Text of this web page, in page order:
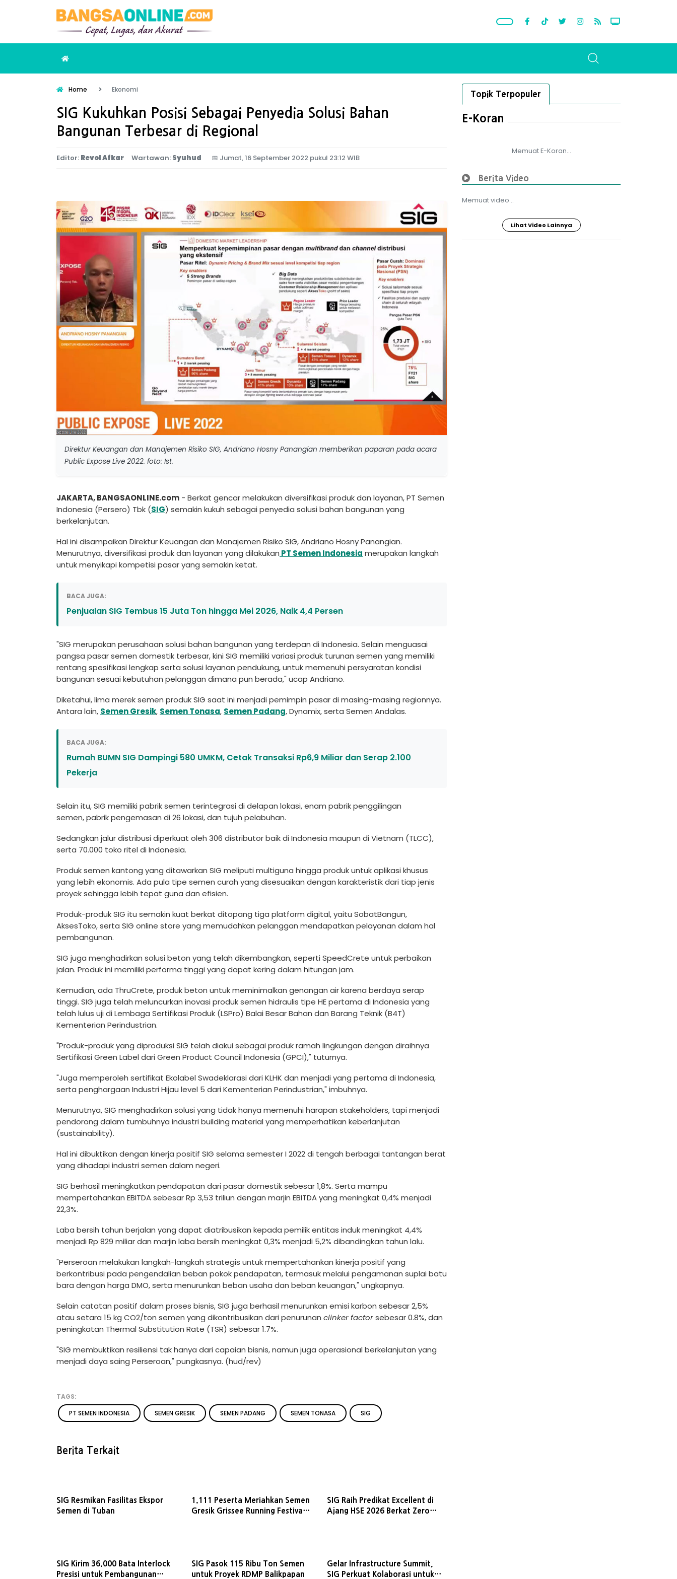
Home Ekonomi
SIG Kukuhkan Posisi Sebagai Penyedia Solusi Bahan
Bangunan Terbesar di Regional
Editor: Revol Afkar Wartawan: Syuhud 📅 Jumat, 16 September 2022 pukul 23:12 WIB
Direktur Keuangan dan Manajemen Risiko SIG, Andriano Hosny Panangian memberikan paparan pada acara
Public Expose Live 2022. foto: Ist.
JAKARTA, BANGSAONLINE.com - Berkat gencar melakukan diversifikasi produk dan layanan, PT Semen
Indonesia (Persero) Tbk (SIG) semakin kukuh sebagai penyedia solusi bahan bangunan yang
berkelanjutan.
Hal ini disampaikan Direktur Keuangan dan Manajemen Risiko SIG, Andriano Hosny Panangian.
Menurutnya, diversifikasi produk dan layanan yang dilakukan PT Semen Indonesia merupakan langkah
untuk menyikapi kompetisi pasar yang semakin ketat.
BACA JUGA:
Penjualan SIG Tembus 15 Juta Ton hingga Mei 2026, Naik 4,4 Persen
"SIG merupakan perusahaan solusi bahan bangunan yang terdepan di Indonesia. Selain menguasai
pangsa pasar semen domestik terbesar, kini SIG memiliki variasi produk turunan semen yang memiliki
rentang spesifikasi lengkap serta solusi layanan pendukung, untuk memenuhi persyaratan kondisi
bangunan sesuai kebutuhan pelanggan dimana pun berada," ucap Andriano.
Diketahui, lima merek semen produk SIG saat ini menjadi pemimpin pasar di masing-masing regionnya.
Antara lain, Semen Gresik, Semen Tonasa, Semen Padang, Dynamix, serta Semen Andalas.
BACA JUGA:
Rumah BUMN SIG Dampingi 580 UMKM, Cetak Transaksi Rp6,9 Miliar dan Serap 2.100
Pekerja
Selain itu, SIG memiliki pabrik semen terintegrasi di delapan lokasi, enam pabrik penggilingan
semen, pabrik pengemasan di 26 lokasi, dan tujuh pelabuhan.
Sedangkan jalur distribusi diperkuat oleh 306 distributor baik di Indonesia maupun di Vietnam (TLCC),
serta 70.000 toko ritel di Indonesia.
Produk semen kantong yang ditawarkan SIG meliputi multiguna hingga produk untuk aplikasi khusus
yang lebih ekonomis. Ada pula tipe semen curah yang disesuaikan dengan karakteristik dari tiap jenis
proyek sehingga lebih tepat guna dan efisien.
Produk-produk SIG itu semakin kuat berkat ditopang tiga platform digital, yaitu SobatBangun,
AksesToko, serta SIG online store yang memudahkan pelanggan mendapatkan pelayanan dalam hal
pembangunan.
SIG juga menghadirkan solusi beton yang telah dikembangkan, seperti SpeedCrete untuk perbaikan
jalan. Produk ini memiliki performa tinggi yang dapat kering dalam hitungan jam.
Kemudian, ada ThruCrete, produk beton untuk meminimalkan genangan air karena berdaya serap
tinggi. SIG juga telah meluncurkan inovasi produk semen hidraulis tipe HE pertama di Indonesia yang
telah lulus uji di Lembaga Sertifikasi Produk (LSPro) Balai Besar Bahan dan Barang Teknik (B4T)
Kementerian Perindustrian.
"Produk-produk yang diproduksi SIG telah diakui sebagai produk ramah lingkungan dengan diraihnya
Sertifikasi Green Label dari Green Product Council Indonesia (GPCI)," tuturnya.
"Juga memperoleh sertifikat Ekolabel Swadeklarasi dari KLHK dan menjadi yang pertama di Indonesia,
serta penghargaan Industri Hijau level 5 dari Kementerian Perindustrian," imbuhnya.
Menurutnya, SIG menghadirkan solusi yang tidak hanya memenuhi harapan stakeholders, tapi menjadi
pendorong dalam tumbuhnya industri building material yang memperhatikan keberlanjutan
(sustainability).
Hal ini dibuktikan dengan kinerja positif SIG selama semester I 2022 di tengah berbagai tantangan berat
yang dihadapi industri semen dalam negeri.
SIG berhasil meningkatkan pendapatan dari pasar domestik sebesar 1,8%. Serta mampu
mempertahankan EBITDA sebesar Rp 3,53 triliun dengan marjin EBITDA yang meningkat 0,4% menjadi
22,3%.
Laba bersih tahun berjalan yang dapat diatribusikan kepada pemilik entitas induk meningkat 4,4%
menjadi Rp 829 miliar dan marjin laba bersih meningkat 0,3% menjadi 5,2% dibandingkan tahun lalu.
"Perseroan melakukan langkah-langkah strategis untuk mempertahankan kinerja positif yang
berkontribusi pada pengendalian beban pokok pendapatan, termasuk melalui pengamanan suplai batu
bara dengan harga DMO, serta menurunkan beban usaha dan beban keuangan," ungkapnya.
Selain catatan positif dalam proses bisnis, SIG juga berhasil menurunkan emisi karbon sebesar 2,5%
atau setara 15 kg CO2/ton semen yang dikontribusikan dari penurunan clinker factorsebesar 0.8%, dan
peningkatan Thermal Substitution Rate (TSR) sebesar 1.7%.
"SIG membuktikan resiliensi tak hanya dari capaian bisnis, namun juga operasional berkelanjutan yang
menjadi daya saing Perseroan," pungkasnya. (hud/rev)
TAGS:
PT SEMEN INDONESIA
SEMEN GRESIK SEMEN PADANG SEMEN TONASA SIG
Berita Terkait
SIG Resmikan Fasilitas Ekspor
Semen di Tuban
1.111 Peserta Meriahkan Semen
Gresik Grissee Running Festival
SIG Raih Predikat Excellent di
Ajang HSE 2026 Berkat Zero
SIG Kirim 36.000 Bata Interlock
Presisi untuk Pembangunan
SIG Pasok 115 Ribu Ton Semen
untuk Proyek RDMP Balikpapan
Gelar Infrastructure Summit,
SIG Perkuat Kolaborasi untuk
Topik Terpopuler
E-Koran
Memuat E-Koran...
Berita Video
Memuat video...
Lihat Video Lainnya